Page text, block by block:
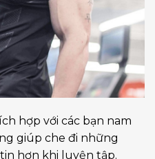
hợp với các bạn nam
giúp che đi những
hơn khi luyện tập.